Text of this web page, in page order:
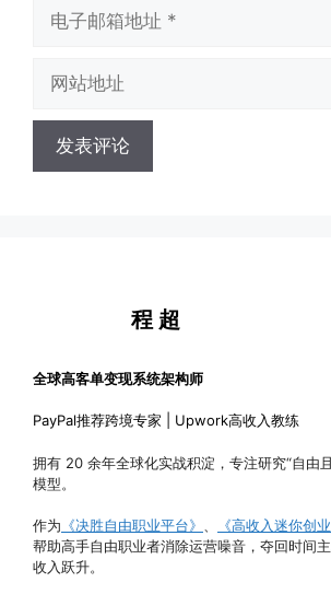
地
地
程 超
全球高客单变现系统架构师
PayPal推荐跨境专家 | Upwork高收入教练
拥有 20 余年全球化实战积淀，专注研究“自由
模型。
作为 《决胜自由职业平台》 、 《高收入迷你创业
帮助高手自由职业者消除运营噪音，夺回时间
收入跃升。